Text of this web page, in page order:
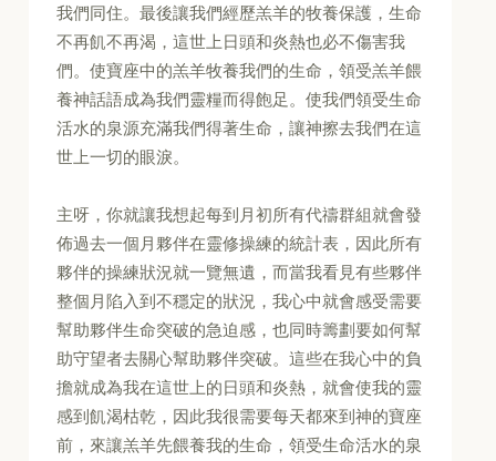
我們同住。最後讓我們經歷羔羊的牧養保護，生命
不再飢不再渴，這世上日頭和炎熱也必不傷害我
們。使寶座中的羔羊牧養我們的生命，領受羔羊餵
養神話語成為我們靈糧而得飽足。使我們領受生命
活水的泉源充滿我們得著生命，讓神擦去我們在這
世上一切的眼淚。
主呀，你就讓我想起每到月初所有代禱群組就會發
佈過去一個月夥伴在靈修操練的統計表，因此所有
夥伴的操練狀況就一覽無遺，而當我看見有些夥伴
整個月陷入到不穩定的狀況，我心中就會感受需要
幫助夥伴生命突破的急迫感，也同時籌劃要如何幫
助守望者去關心幫助夥伴突破。這些在我心中的負
擔就成為我在這世上的日頭和炎熱，就會使我的靈
感到飢渴枯乾，因此我很需要每天都來到神的寶座
前，來讓羔羊先餵養我的生命，領受生命活水的泉